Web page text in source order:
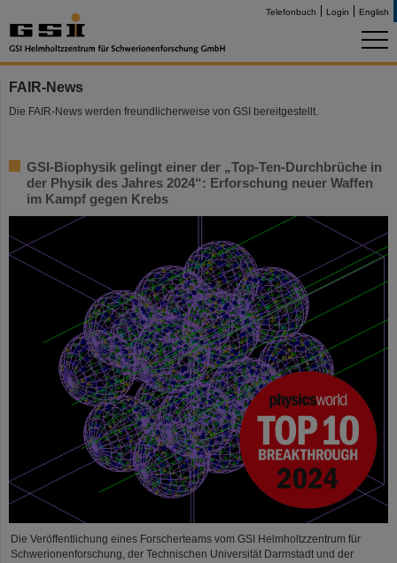
Telefonbuch Login English
FAIR-News
Die FAIR-News werden freundlicherweise von GSI bereitgestellt.
GSI-Biophysik gelingt einer der „Top-Ten-Durchbrüche in
der Physik des Jahres 2024“: Erforschung neuer Waffen
im Kampf gegen Krebs
Die Veröffentlichung eines Forscherteams vom GSI Helmholtzzentrum für
Schwerionenforschung, der Technischen Universität Darmstadt und der